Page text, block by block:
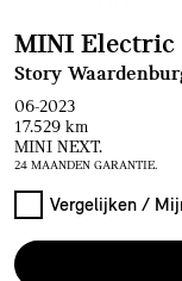
MINI Electric
Story
06-2023
17.529 km
MINI NEXT.
24 MAANDEN GARANTIE.
Vergelijken /